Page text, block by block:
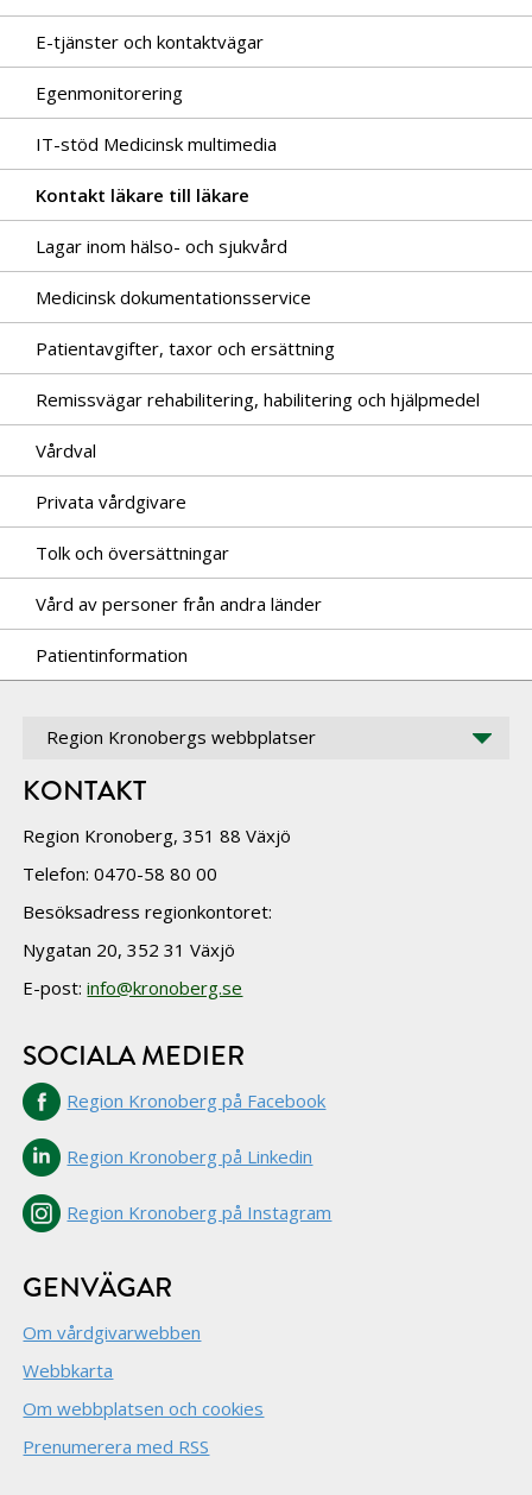
E-tjänster och kontaktvägar
Egenmonitorering
IT-stöd Medicinsk multimedia
Kontakt läkare till läkare
Lagar inom hälso- och sjukvård
Medicinsk dokumentationsservice
Patientavgifter, taxor och ersättning
Remissvägar rehabilitering, habilitering och hjälpmedel
Vårdval
Privata vårdgivare
Tolk och översättningar
Vård av personer från andra länder
Patientinformation
Region Kronobergs webbplatser
KONTAKT
Region Kronoberg, 351 88 Växjö
Telefon: 0470-58 80 00
Besöksadress regionkontoret:
Nygatan 20, 352 31 Växjö
E-post:info@kronoberg.se
SOCIALA MEDIER
Region Kronoberg på Facebook
Region Kronoberg på Linkedin
Region Kronoberg på Instagram
GENVÄGAR
Om vårdgivarwebben
Webbkarta
Om webbplatsen och cookies
Prenumerera med RSS